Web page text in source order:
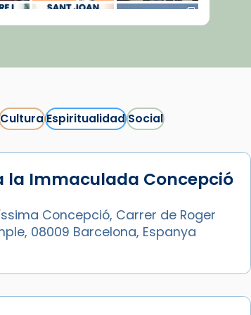
CulturaEspiritualidadSocial
la Immaculada Concepció
Concepció, Carrer de Roger
08009 Barcelona, Espanya